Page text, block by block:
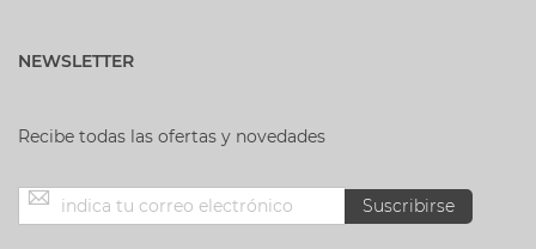
NEWSLETTER
Recibe todas las ofertas y novedades
Inscríbase Suscribirse